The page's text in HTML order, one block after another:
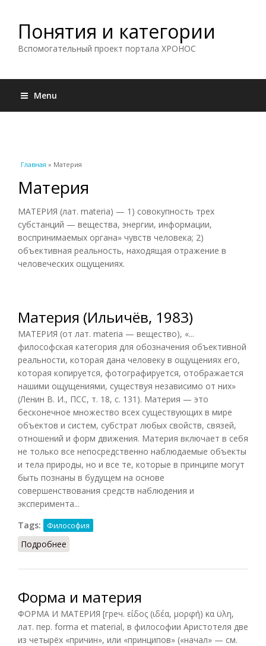
Понятия и категории
Вспомогательный проект портала ХРОНОС
Menu
Вы здесь
Главная » Материя
Материя
МАТЕРИЯ (лат. materia) — 1) совокупность трех
субстанций — вещества, энергии, информации,
воспринимаемых органа» чувств человека; 2)
объективная реальность, находящая отражение в
человеческих ощущениях.
Материя (Ильичёв, 1983)
МАТЕРИЯ (от лат. materia — вещество), «...
философская категория для обозначения объективной
реальности, которая дана человеку в ощущениях его,
которая копируется, фотографируется, отображается
нашими ощущениями, существуя независимо от них»
(Ленин В. И., ПСС, т. 18, с. 131). Материя — это
бесконечное множество всех существующих в мире
объектов и систем, субстрат любых свойств, связей,
отношений и форм движения. Материя включает в себя
не только все непосредственно наблюдаемые объекты
и тела природы, но и все те, которые в принципе могут
быть познаны в будущем на основе
совершенствования средств наблюдения и
эксперимента...
Tags:
Философия
Подробнее
Форма и материя
ФОРМА И МАТЕРИЯ [греч. είδος (ιδέα, μορφή) κα ϋλη,
лат. пер. forma et material, в философии Аристотеля две
из четырёх «причин», или «принципов» («начал» — см.